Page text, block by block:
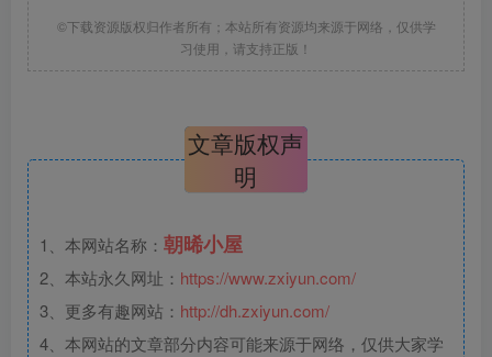
©下载资源版权归作者所有；本站所有资源均来源于网络，仅供学
习使用，请支持正版！
文章版权声
明
1、本网站名称： 朝晞小屋
2、本站永久网址： https://www.zxiyun.com/
3、更多有趣网站： http://dh.zxiyun.com/
4、本网站的文章部分内容可能来源于网络，仅供大家学